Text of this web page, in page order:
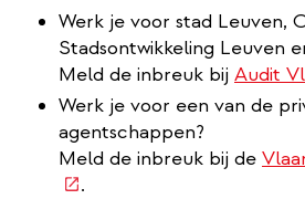
Werk je voor stad Leuven,
Stadsontwikkeling Leuven
Meld de inbreuk bij Audit
Werk je voor een van de
agentschappen?
Meld de inbreuk bij de
.